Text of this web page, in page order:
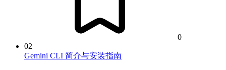
0
02
Gemini CLI 简介与安装指南